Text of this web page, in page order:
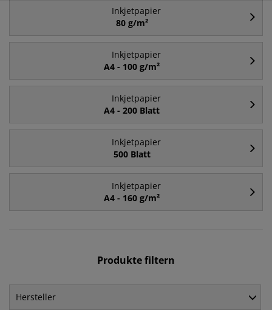
Inkjetpapier
80 g/m²
Inkjetpapier
A4 - 100 g/m²
Inkjetpapier
A4 - 200 Blatt
Inkjetpapier
500 Blatt
Inkjetpapier
A4 - 160 g/m²
Produkte filtern
Hersteller